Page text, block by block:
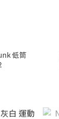
低筒